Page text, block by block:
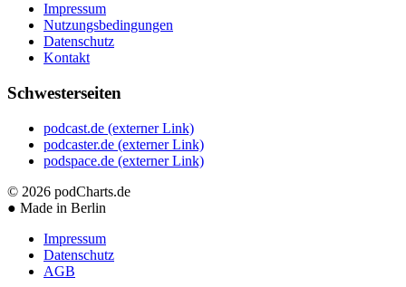
Impressum
Nutzungsbedingungen
Datenschutz
Kontakt
Schwesterseiten
podcast.de (externer Link)
podcaster.de (externer Link)
podspace.de (externer Link)
© 2026 podCharts.de
● Made in Berlin
Impressum
Datenschutz
AGB